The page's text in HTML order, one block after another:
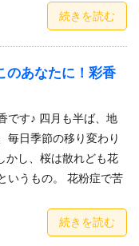
続きを読む
のあなたに！彩香
です♪ 四月も半ば、地
毎日季節の移り変わり
し、桜は散れども花
いうもの。 花粉症で苦
続きを読む